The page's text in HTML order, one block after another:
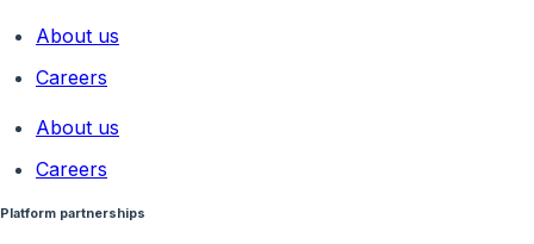
About us
Careers
About us
Careers
Platform partnerships